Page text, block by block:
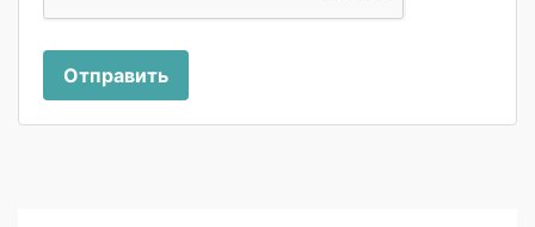
Отправить